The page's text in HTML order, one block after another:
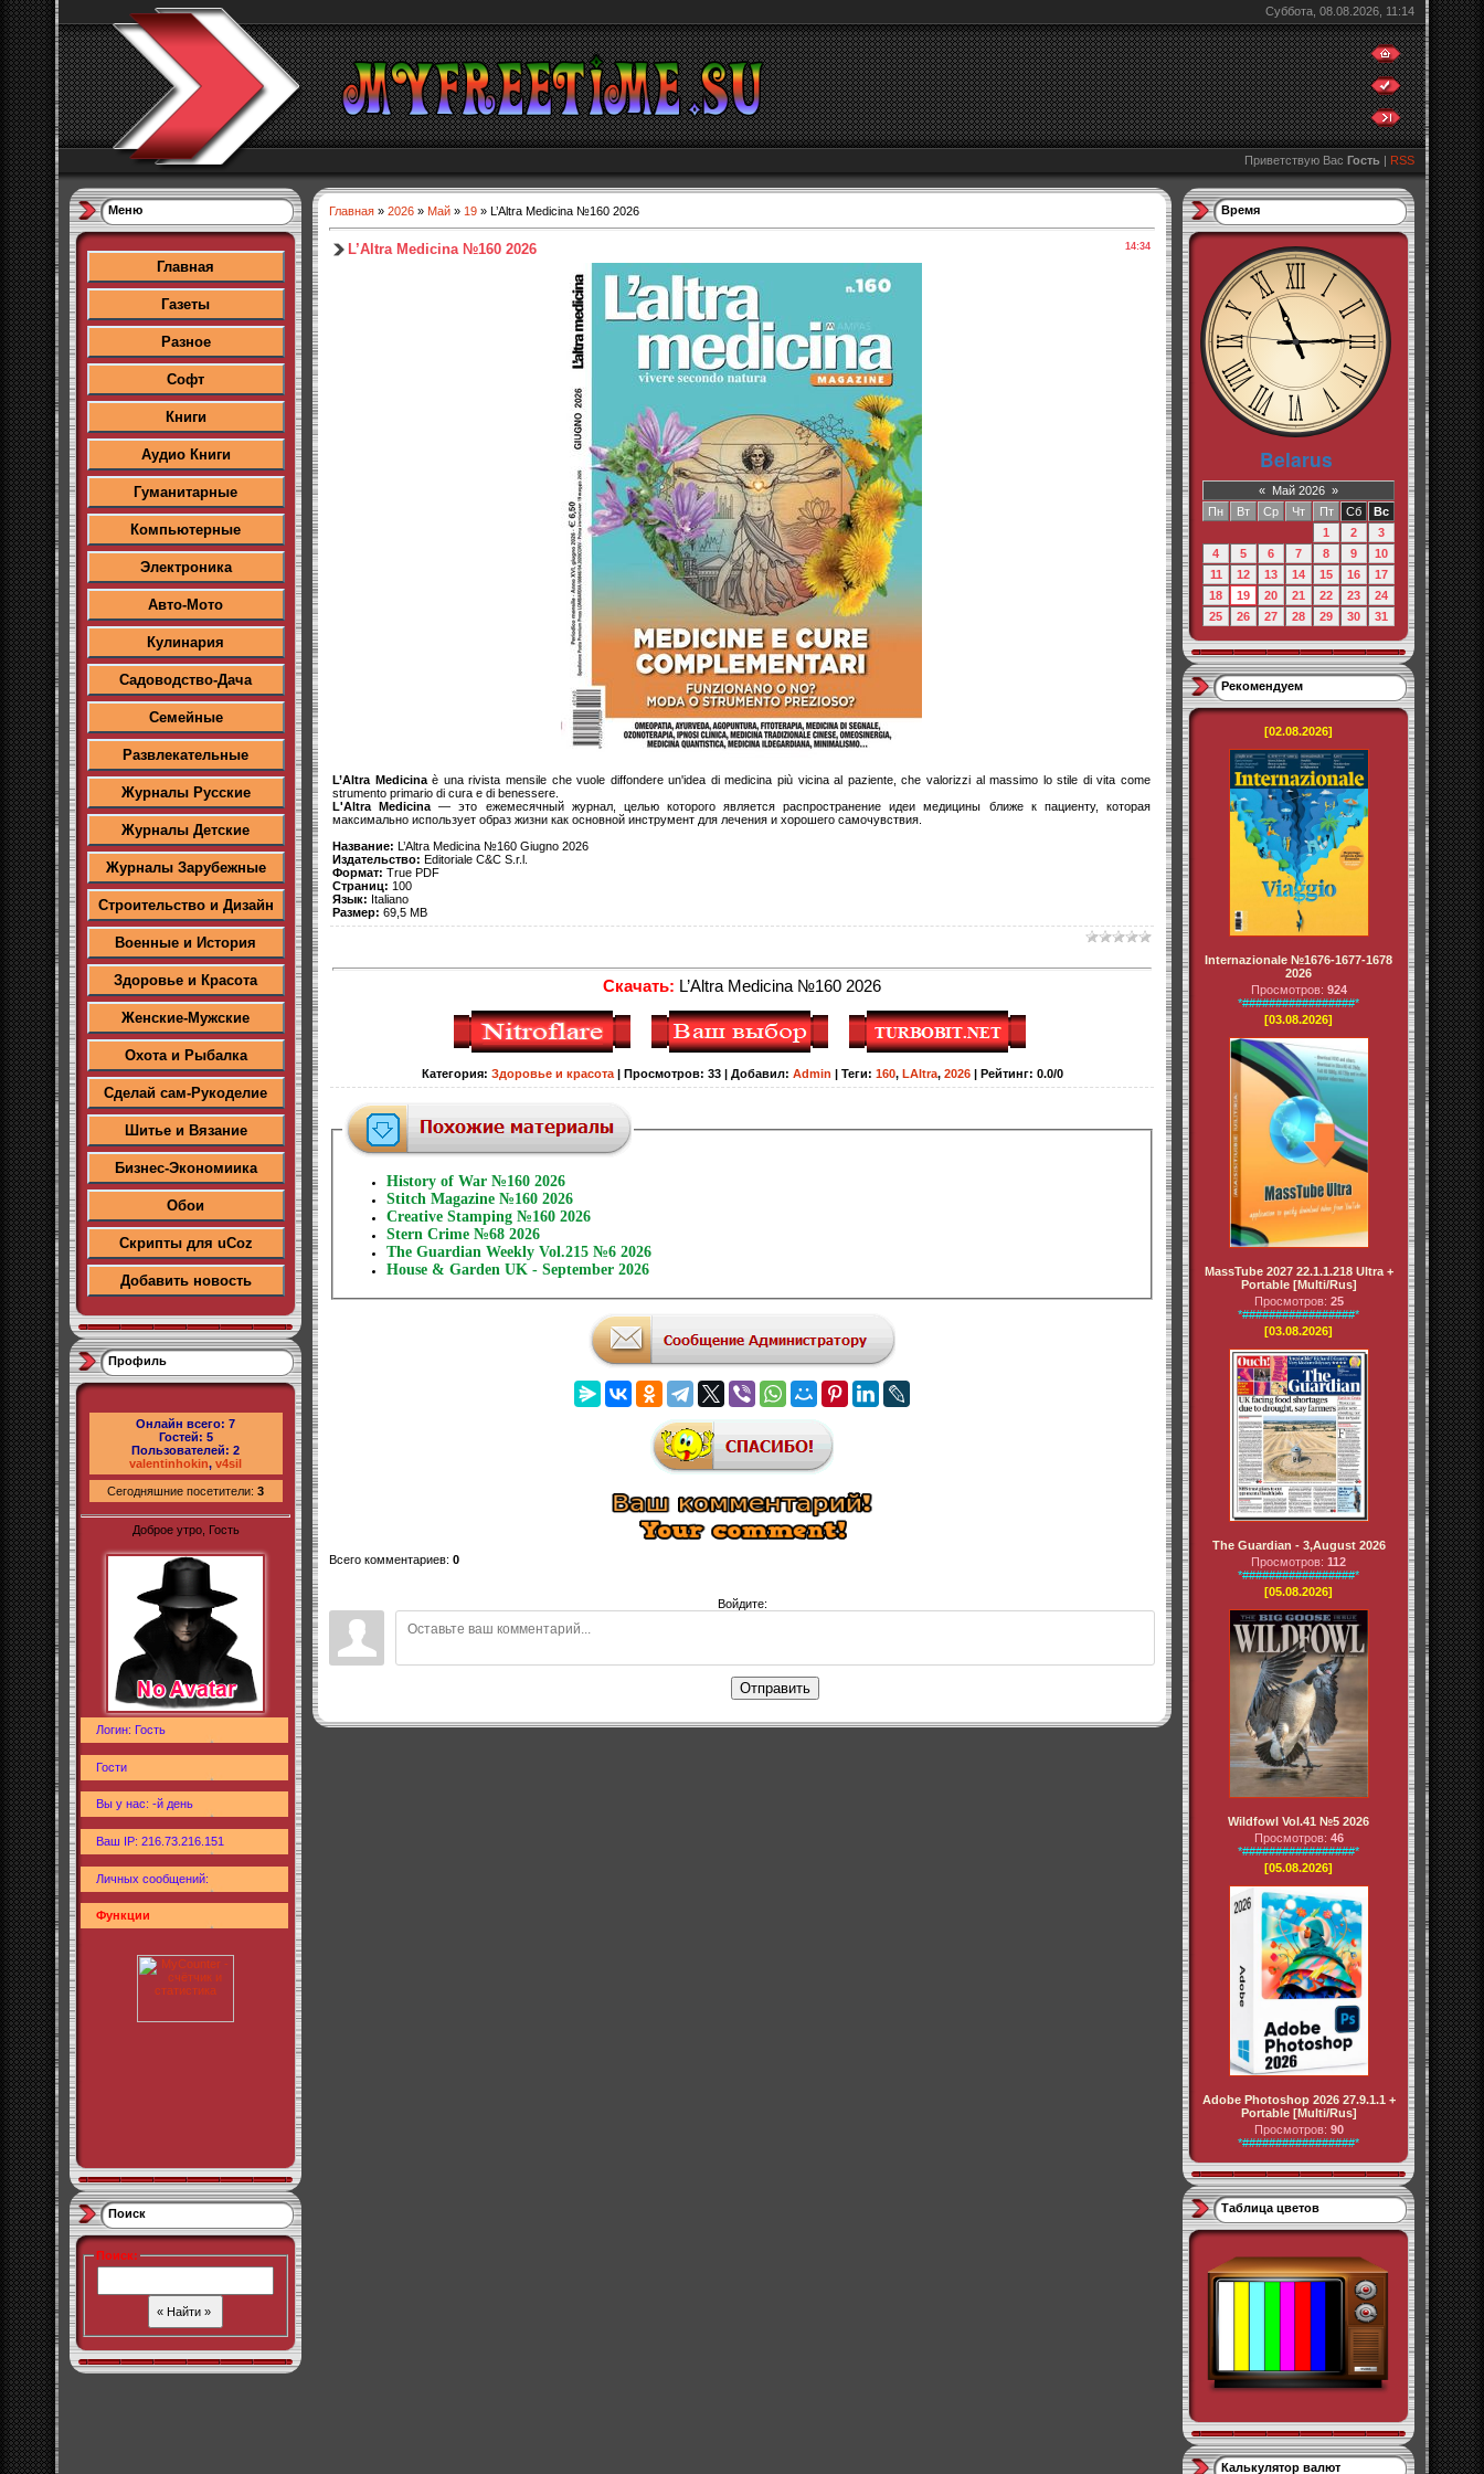
Суббота, 08.08.2026, 11:14
Приветствую Вас Гость | RSS
Меню
Главная
Газеты
Разное
Софт
Книги
Аудио Книги
Гуманитарные
Компьютерные
Электроника
Авто-Мото
Кулинария
Садоводство-Дача
Семейные
Развлекательные
Журналы Русские
Журналы Детские
Журналы Зарубежные
Строительство и Дизайн
Военные и История
Здоровье и Красота
Женские-Мужские
Охота и Рыбалка
Сделай сам-Рукоделие
Шитье и Вязание
Бизнес-Экономиика
Обои
Скрипты для uCoz
Добавить новость
Профиль
Онлайн всего: 7
Гостей: 5
Пользователей: 2
valentinhokin, v4sil
Сегодняшние посетители: 3
Доброе утро, Гость
Логин: Гость
Гости
Вы у нас: -й день
Ваш IP: 216.73.216.151
Личных сообщений:
Функции
Поиск
Поиск:
Главная » 2026 » Май » 19 » L’Altra Medicina №160 2026
14:34
L’Altra Medicina №160 2026
L’Altra Medicinaè una rivista mensile che vuole diffondere un'idea di medicina più vicina al paziente, che valorizzi al massimo lo stile di vita come
strumento primario di cura e di benessere.
L'Altra Medicina — это ежемесячный журнал, целью которого является распространение идеи медицины ближе к пациенту, которая
максимально использует образ жизни как основной инструмент для лечения и хорошего самочувствия.
Название: L’Altra Medicina №160 Giugno 2026
Издательство: Editoriale C&C S.r.l.
Формат: True PDF
Страниц: 100
Язык: Italiano
Размер: 69,5 MB
Скачать: L’Altra Medicina №160 2026
Категория: Здоровье и красота| Просмотров: 33| Добавил: Admin Теги: 160, LAltra, 2026 Рейтинг: 0.0/0
History of War №160 2026
Stitch Magazine №160 2026
Creative Stamping №160 2026
Stern Crime №68 2026
The Guardian Weekly Vol.215 №6 2026
House & Garden UK - September 2026
Всего комментариев: 0
Войдите:
Отправить
Время
« Май 2026 »
Пн
Вт Ср Чт Пт Сб
Вс
1
2
3
4
5 6 7 8 9
10
11
12 13 14 15 16
17
18
19 20 21 22 23
24
25
26 27 28 29 30 31
Рекомендуем
[02.08.2026]
Internazionale №1676-1677-1678
2026
Просмотров: 924
*#################*
[03.08.2026]
MassTube 2027 22.1.1.218 Ultra +
Portable [Multi/Rus]
Просмотров: 25
*#################*
[03.08.2026]
The Guardian - 3,August 2026
Просмотров: 112
*#################*
[05.08.2026]
Wildfowl Vol.41 №5 2026
Просмотров: 46
*#################*
[05.08.2026]
Adobe Photoshop 2026 27.9.1.1 +
Portable [Multi/Rus]
Просмотров: 90
*#################*
Таблица цветов
Калькулятор валют